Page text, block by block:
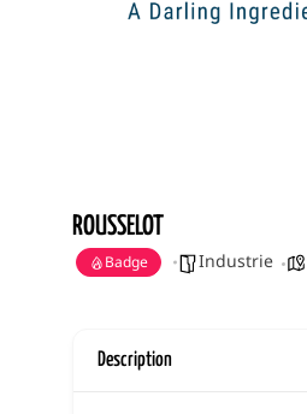
ROUSSELOT
Badge Industrie
Description